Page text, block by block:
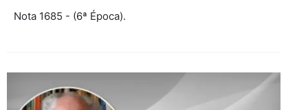
Nota 1685 - (6ª Época).